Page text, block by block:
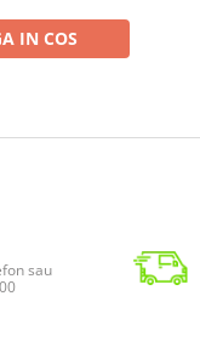
IN COS
sau